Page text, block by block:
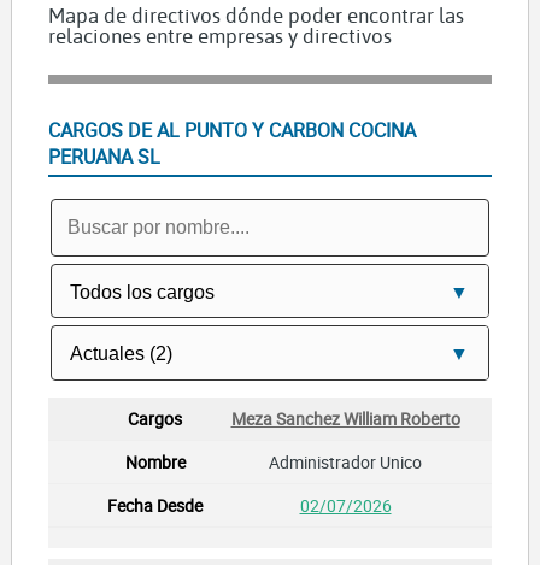
Mapa de directivos dónde poder encontrar las
relaciones entre empresas y directivos
CARGOS DE AL PUNTO Y CARBON COCINA
PERUANA SL
Meza Sanchez William Roberto
Administrador Unico
02/07/2026